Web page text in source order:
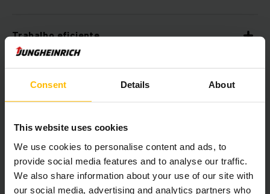
Consent Details About
This website uses cookies
We use cookies to personalise content and ads, to
provide social media features and to analyse our traffic.
We also share information about your use of our site with
our social media, advertising and analytics partners who
Trabalho eficiente
alta qualidade
Acessórios de segurança